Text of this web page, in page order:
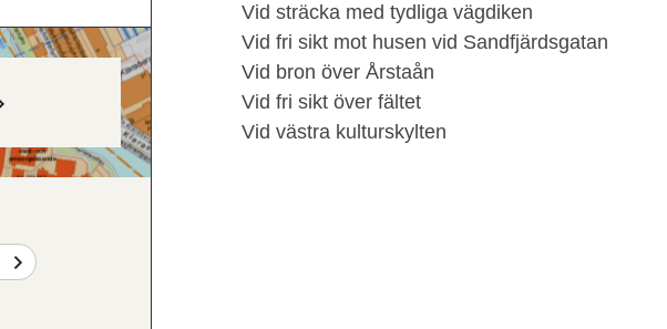
Vid sträcka med tydliga vägdiken
Vid fri sikt mot husen vid Sandfjärdsgatan
Vid bron över Årstaån
Vid fri sikt över fältet
Vid västra kulturskylten